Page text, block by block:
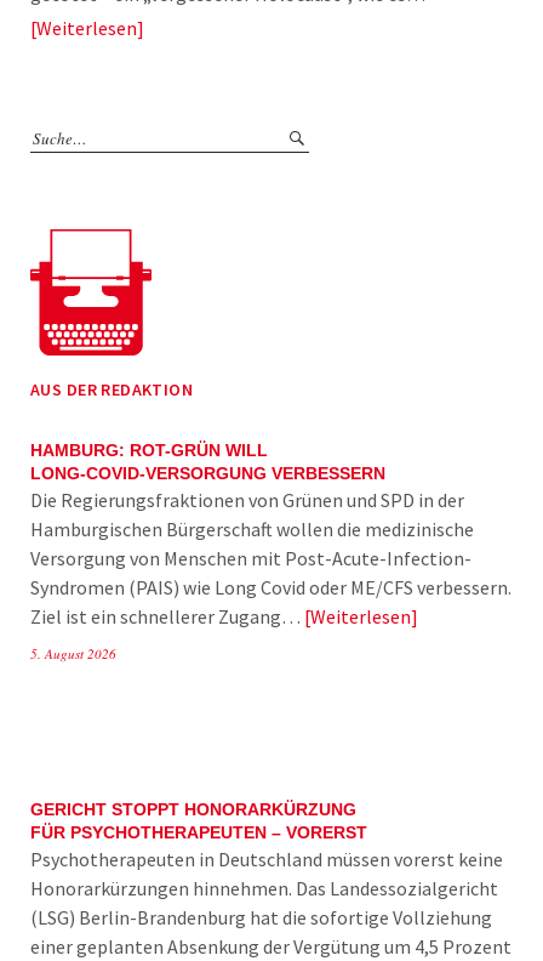
Weiterlesen
AUS DER REDAKTION
HAMBURG: ROT-GRÜN WILL
LONG-COVID-VERSORGUNG VERBESSERN
Die Regierungsfraktionen von Grünen und SPD in der
Hamburgischen Bürgerschaft wollen die medizinische
Versorgung von Menschen mit Post-Acute-Infection-
Syndromen (PAIS) wie Long Covid oder ME/CFS verbessern.
Ziel ist ein schnellerer Zugang… Weiterlesen
5. August 2026
GERICHT STOPPT HONORARKÜRZUNG
FÜR PSYCHOTHERAPEUTEN – VORERST
Psychotherapeuten in Deutschland müssen vorerst keine
Honorarkürzungen hinnehmen. Das Landessozialgericht
(LSG) Berlin-Brandenburg hat die sofortige Vollziehung
einer geplanten Absenkung der Vergütung um 4,5 Prozent